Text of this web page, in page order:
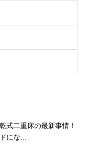
式二重床の最新事情！
にな...